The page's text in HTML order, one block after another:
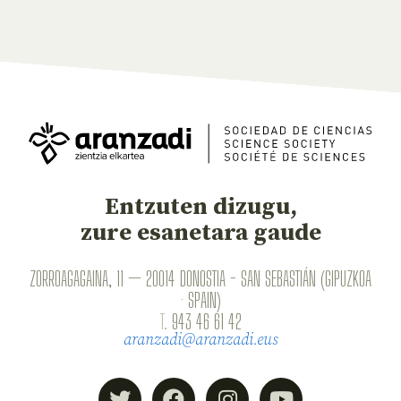
Entzuten dizugu,
zure esanetara gaude
ZORROAGAGAINA, 11 — 20014 DONOSTIA - SAN SEBASTIÁN (GIPUZKOA
· SPAIN)
T. 943 46 61 42
aranzadi@aranzadi.eus